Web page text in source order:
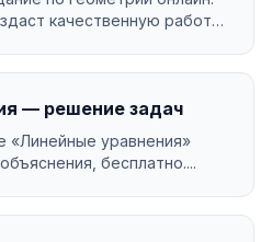
качественную работу
— решение задач
«Линейные уравнения»
бесплатно....